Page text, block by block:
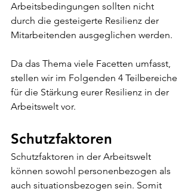
Arbeitsbedingungen sollten nicht
durch die gesteigerte Resilienz der
Mitarbeitenden ausgeglichen werden.
Da das Thema viele Facetten umfasst,
stellen wir im Folgenden 4 Teilbereiche
für die Stärkung eurer Resilienz in der
Arbeitswelt vor.
Schutzfaktoren
Schutzfaktoren in der Arbeitswelt
können sowohl personenbezogen als
auch situationsbezogen sein. Somit